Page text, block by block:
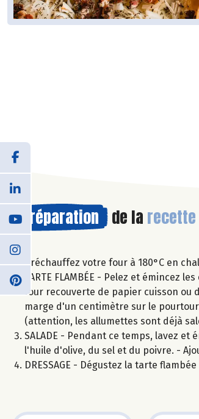
Préparation de la recette
Préchauffez votre four à 180°C en
TARTE FLAMBÉE - Pelez et
four recouverte de papier cuisson ou
marge d'un centimètre sur le
(attention, les allumettes sont déjà
SALADE - Pendant ce temps, lavez
l'huile d'olive, du sel et du poivre. -
DRESSAGE - Dégustez la tarte